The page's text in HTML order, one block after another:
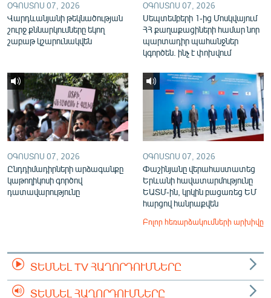
ՕԳՈՍՏՈՍ 07, 2026
Վարդևանյանի թեկնածության
շուրջ քննարկումները եկող
շաբաթ կշարունակվեն
ՕԳՈՍՏՈՍ 07, 2026
Սեպտեմբերի 1-ից Մոսկվայում
ՀՀ քաղաքացիների համար նոր
պարտադիր պահանջներ
կգործեն. ինչ է փոխվում
ՕԳՈՍՏՈՍ 07, 2026
Ընդդիմադիրների արձագանքը
կաթողիկոսի գործով
դատավարությունը
ՕԳՈՍՏՈՍ 07, 2026
Փաշինյանը վերահաստատեց
Երևանի հավատարմությունը
ԵԱՏՄ-ին, կրկին բացառեց ԵՄ
հարցով հանրաքվեն
Բոլոր հեռարձակումների արխիվը
ՏԵՍՆԵԼ TV ՀԱՂՈՐԴՈՒՄՆԵՐԸ
ՏԵՍՆԵԼ ՀԱՂՈՐԴՈՒՄՆԵՐԸ